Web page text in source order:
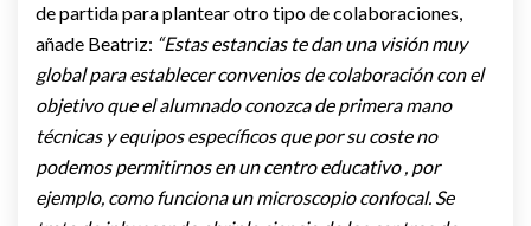
de partida para plantear otro tipo de colaboraciones,
añade Beatriz: “Estas estancias te dan una visión muy
global para establecer convenios de colaboración con el
objetivo que el alumnado conozca de primera mano
técnicas y equipos específicos que por su coste no
podemos permitirnos en un centro educativo , por
ejemplo, como funciona un microscopio confocal. Se